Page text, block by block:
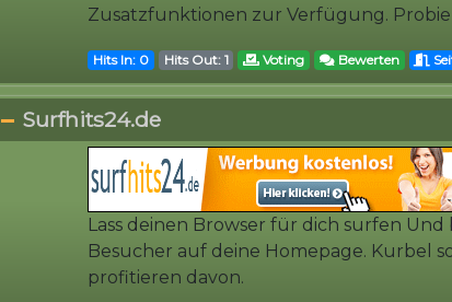
Zusatzfunktionen zur Verfügung.
Hits In: 0 Hits Out: 1 Voting Bewerten
Surfhits24.de
Lass deinen Browser für dich surfen
Besucher auf deine Homepage. Kurbel
profitieren davon.